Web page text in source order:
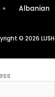
Albanian
© 2026 LUSH